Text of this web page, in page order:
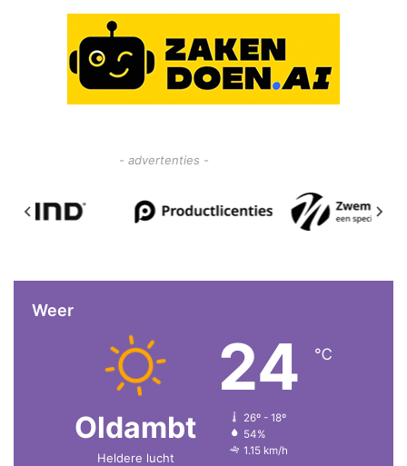
- advertenties -
Weer
Oldambt
Heldere lucht
24 ℃
26º - 18º
54%
1.15 km/h